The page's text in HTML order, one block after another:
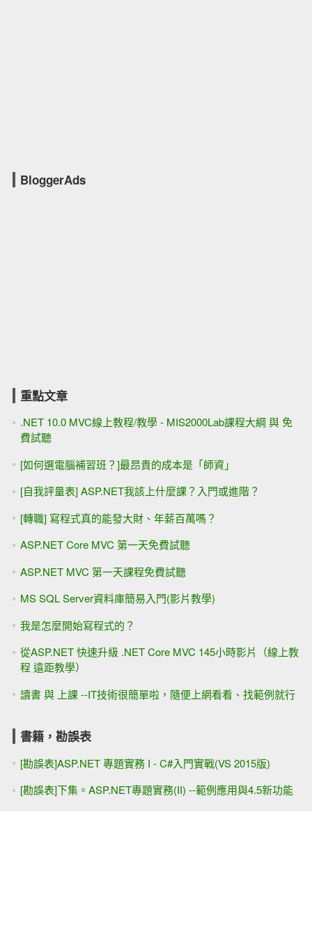
BloggerAds
重點文章
.NET 10.0 MVC線上教程/教學 - MIS2000Lab課程大綱 與 免
費試聽
[如何選電腦補習班？]最昂貴的成本是「師資」
[自我評量表] ASP.NET我該上什麼課？入門或進階？
[轉職] 寫程式真的能發大財、年薪百萬嗎？
ASP.NET Core MVC 第一天免費試聽
ASP.NET MVC 第一天課程免費試聽
MS SQL Server資料庫簡易入門(影片教學)
我是怎麼開始寫程式的？
從ASP.NET 快速升級 .NET Core MVC 145小時影片（線上教
程 遠距教學）
讀書 與 上課 --IT技術很簡單啦，隨便上網看看、找範例就行
書籍，勘誤表
[勘誤表]ASP.NET 專題實務 I - C#入門實戰(VS 2015版)
[勘誤表]下集。ASP.NET專題實務(II) --範例應用與4.5新功能